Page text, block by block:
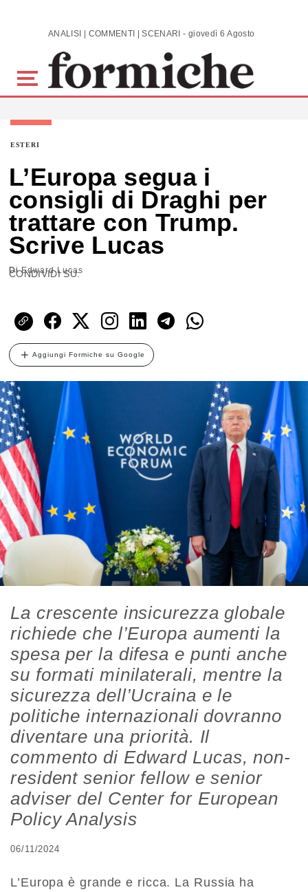
Skip to main content ANALISI | COMMENTI | SCENARI - giovedì 6 Agosto 2026
ESTERI
L’Europa segua i
consigli di Draghi per
trattare con Trump.
Scrive Lucas
DiEdward Lucas
CONDIVIDI SU:
Aggiungi Formiche su Google
La crescente insicurezza globale
richiede che l’Europa aumenti la
spesa per la difesa e punti anche
su formati minilaterali, mentre la
sicurezza dell’Ucraina e le
politiche internazionali dovranno
diventare una priorità. Il
commento di Edward Lucas, non-
resident senior fellow e senior
adviser del Center for European
Policy Analysis
06/11/2024
L’Europa è grande e ricca. La Russia ha